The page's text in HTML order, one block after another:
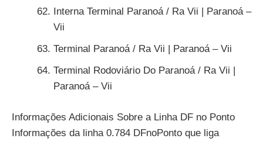
Interna Terminal Paranoá / Ra Vii | Paranoá –
Vii
Terminal Paranoá / Ra Vii | Paranoá – Vii
Terminal Rodoviário Do Paranoá / Ra Vii |
Paranoá – Vii
Informações Adicionais Sobre a Linha DF no Ponto
Informações da linha 0.784 DFnoPonto que liga